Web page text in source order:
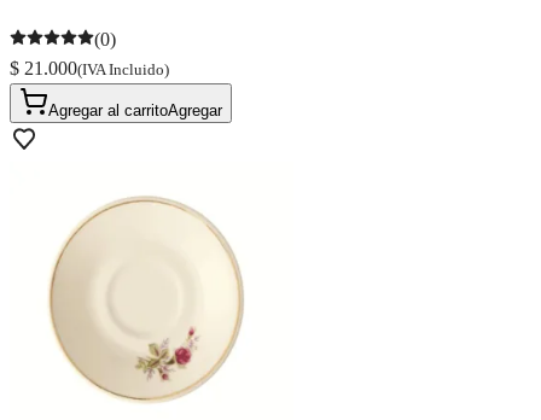
(0)
$ 21.000(IVA Incluido)
Agregar al carritoAgregar